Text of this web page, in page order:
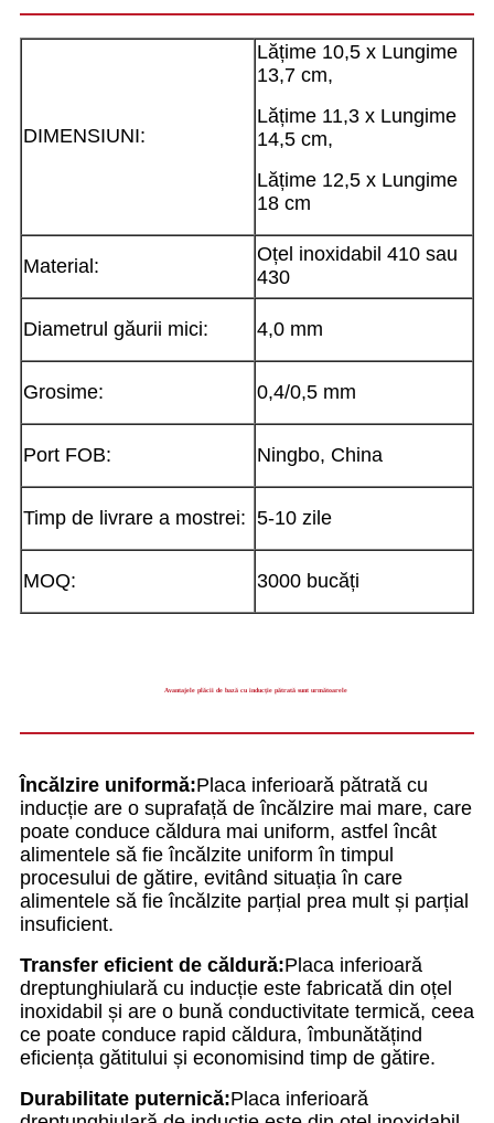
DIMENSIUNI:
Lățime 10,5 x Lungime
13,7 cm,
Lățime 11,3 x Lungime
14,5 cm,
Lățime 12,5 x Lungime
18 cm
Material:
Oțel inoxidabil 410 sau
430
Diametrul găurii mici: 4,0 mm
Grosime: 0,4/0,5 mm
Port FOB: Ningbo, China
Timp de livrare a mostrei: 5-10 zile
MOQ: 3000 bucăți
Avantajele plăcii de bază cu inducție pătrată sunt următoarele
Încălzire uniformă:Placa inferioară pătrată cu
inducție are o suprafață de încălzire mai mare, care
poate conduce căldura mai uniform, astfel încât
alimentele să fie încălzite uniform în timpul
procesului de gătire, evitând situația în care
alimentele să fie încălzite parțial prea mult și parțial
insuficient.
Transfer eficient de căldură:Placa inferioară
dreptunghiulară cu inducție este fabricată din oțel
inoxidabil și are o bună conductivitate termică, ceea
ce poate conduce rapid căldura, îmbunătățind
eficiența gătitului și economisind timp de gătire.
Durabilitate puternică:Placa inferioară